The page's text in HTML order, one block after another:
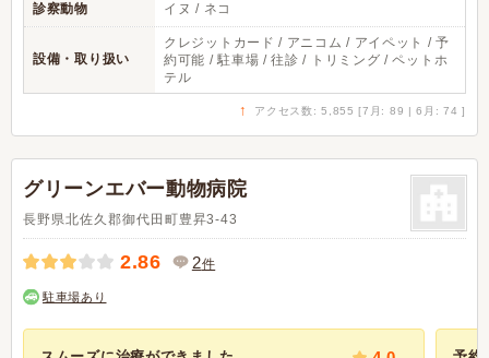
診察動物 イヌ / ネコ
設備・取り扱い
クレジットカード / アニコム / アイペット / 予
約可能 / 駐車場 / 往診 / トリミング / ペットホ
テル
↑ アクセス数: 5,855 [7月: 89 | 6月: 74 ]
グリーンエバー動物病院
長野県北佐久郡御代田町豊昇3-43
2.86 2件
駐車場あり